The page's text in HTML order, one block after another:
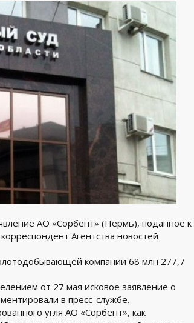
АО «Сорбент» (Пермь), поданное к
Агентства новостей
компании 68 млн 277,7
от 27 мая исковое заявление о
в пресс-службе.
угля АО «Сорбент», как